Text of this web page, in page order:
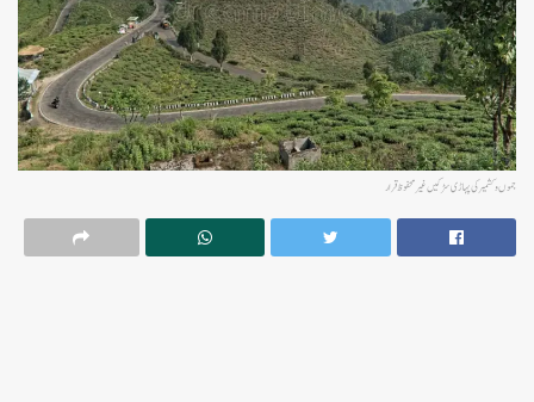
جموں و کشمیر کی پہاڑی سڑکیں غیر محفوظ قرار